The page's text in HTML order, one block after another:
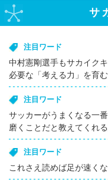
サ
注目ワード
中村憲剛選手もサカイク
必要な「考える力」を育
注目ワード
サッカーがうまくなる一
磨くことだと教えてくれ
注目ワード
これさえ読めば足が速く